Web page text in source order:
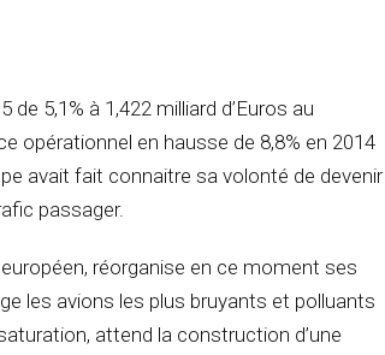
5,1% à 1,422 milliard d’Euros au
opérationnel en hausse de 8,8% en 2014
avait fait connaitre sa volonté de devenir
passager.
réorganise en ce moment ses
les avions les plus bruyants et polluants
attend la construction d’une